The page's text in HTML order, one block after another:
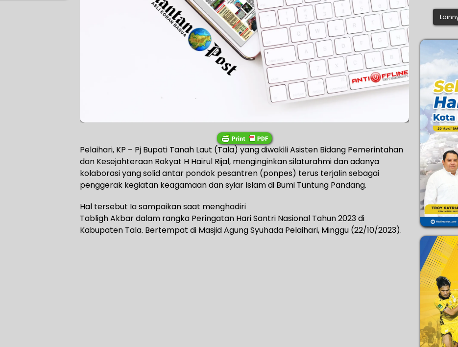
Pelaihari, KP – Pj Bupati Tanah Laut (Tala) yang diwakili Asisten Bidang Pemerintahan
dan Kesejahteraan Rakyat H Hairul Rijal, menginginkan silaturahmi dan adanya
kolaborasi yang solid antar pondok pesantren (ponpes) terus terjalin sebagai
penggerak kegiatan keagamaan dan syiar Islam di Bumi Tuntung Pandang.
Hal tersebut Ia sampaikan saat menghadiri
Tabligh Akbar dalam rangka Peringatan Hari Santri Nasional Tahun 2023 di
Kabupaten Tala. Bertempat di Masjid Agung Syuhada Pelaihari, Minggu (22/10/2023).